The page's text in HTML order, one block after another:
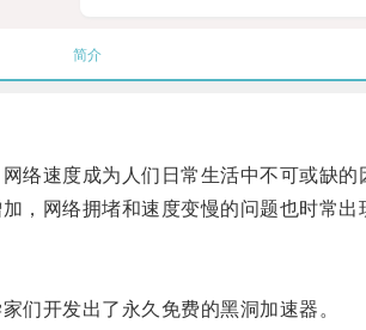
简介
速度成为人们日常生活中不可或缺的
网络拥堵和速度变慢的问题也时常出
开发出了永久免费的黑洞加速器。